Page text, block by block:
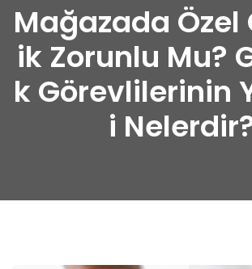
Mağazada Özel
ik Zorunlu Mu?
k Görevlilerinin
i